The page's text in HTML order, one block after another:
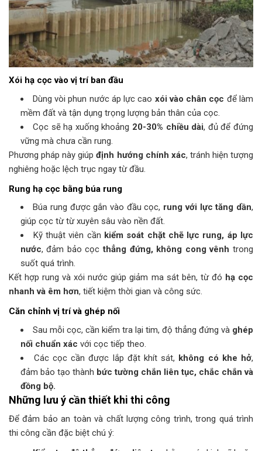
Xói hạ cọc vào vị trí ban đầu
Dùng vòi phun nước áp lực cao xói vào chân cọc để làm
mềm đất và tận dụng trọng lượng bản thân của cọc.
Cọc sẽ hạ xuống khoảng 20-30% chiều dài, đủ để đứng
vững mà chưa cần rung.
Phương pháp này giúpđịnh hướng chính xác, tránh hiện tượng
nghiêng hoặc lệch trục ngay từ đầu.
Rung hạ cọc bằng búa rung
Búa rung được gắn vào đầu cọc, rung với lực tăng dần,
giúp cọc từ từ xuyên sâu vào nền đất.
Kỹ thuật viên cần kiểm soát chặt chẽ lực rung, áp lực
nước, đảm bảo cọcthẳng đứng, không cong vênh trong
suốt quá trình.
Kết hợp rung và xói nước giúp giảm ma sát bên, từ đó hạ cọc
nhanh và êm hơn, tiết kiệm thời gian và công sức.
Căn chỉnh vị trí và ghép nối
Sau mỗi cọc, cần kiểm tra lại tim, độ thẳng đứng và ghép
nối chuẩn xác với cọc tiếp theo.
Các cọc cần được lắp đặt khít sát, không có khe hở,
đảm bảo tạo thành bức tường chắn liên tục, chắc chắn và
đồng bộ.
Những lưu ý cần thiết khi thi công
Để đảm bảo an toàn và chất lượng công trình, trong quá trình
thi công cần đặc biệt chú ý: